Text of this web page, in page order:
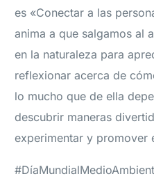
es «Conectar a las
anima a que salgamos al
en la naturaleza para
reflexionar acerca de
lo mucho que de ella
descubrir maneras
experimentar y promover